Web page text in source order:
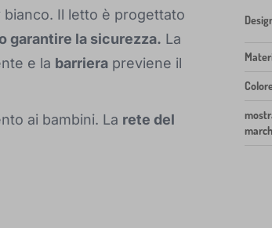
bianco. Il letto è progettato
garantire la sicurezza. La
e la barriera previene il
ai bambini. La rete del